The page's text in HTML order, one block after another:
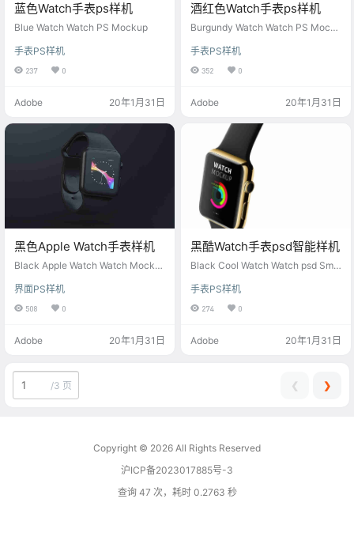
蓝色Watch手表ps样机
Blue Watch Watch PS Mockup
手表PS样机
237 0
Adobe 20年1月31日
酒红色Watch手表ps样机
Burgundy Watch Watch PS Mocku
手表PS样机
352 0
Adobe 20年1月31日
黑色Apple Watch手表样机
Black Apple Watch Watch Mocku
界面PS样机
508 0
Adobe 20年1月31日
黑酷Watch手表psd智能样机
Black Cool Watch Watch psd Sma
手表PS样机
274 0
Adobe 20年1月31日
/3 页 ❮ ❯
Copyright © 2026 All Rights Reserved
沪ICP备2023017885号-3
查询 47 次，耗时 0.2763 秒